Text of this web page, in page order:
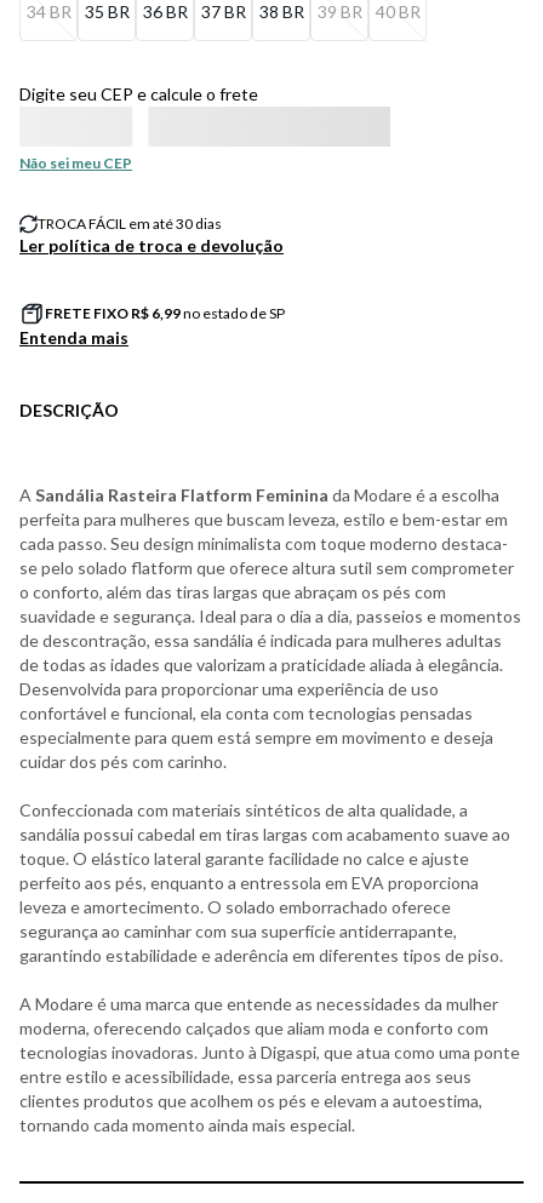
34 BR 35 BR 36 BR 37 BR 38 BR 39 BR 40 BR
Digite seu CEP e calcule o frete
Não sei meu CEP
TROCA FÁCIL em até 30 dias
Ler política de troca e devolução
FRETE FIXO R$ 6,99no estado de SP
Entenda mais
DESCRIÇÃO
A Sandália Rasteira Flatform Feminina da Modare é a escolha
perfeita para mulheres que buscam leveza, estilo e bem-estar em
cada passo. Seu design minimalista com toque moderno destaca-
se pelo solado flatform que oferece altura sutil sem comprometer
o conforto, além das tiras largas que abraçam os pés com
suavidade e segurança. Ideal para o dia a dia, passeios e momentos
de descontração, essa sandália é indicada para mulheres adultas
de todas as idades que valorizam a praticidade aliada à elegância.
Desenvolvida para proporcionar uma experiência de uso
confortável e funcional, ela conta com tecnologias pensadas
especialmente para quem está sempre em movimento e deseja
cuidar dos pés com carinho.
Confeccionada com materiais sintéticos de alta qualidade, a
sandália possui cabedal em tiras largas com acabamento suave ao
toque. O elástico lateral garante facilidade no calce e ajuste
perfeito aos pés, enquanto a entressola em EVA proporciona
leveza e amortecimento. O solado emborrachado oferece
segurança ao caminhar com sua superfície antiderrapante,
garantindo estabilidade e aderência em diferentes tipos de piso.
A Modare é uma marca que entende as necessidades da mulher
moderna, oferecendo calçados que aliam moda e conforto com
tecnologias inovadoras. Junto à Digaspi, que atua como uma ponte
entre estilo e acessibilidade, essa parceria entrega aos seus
clientes produtos que acolhem os pés e elevam a autoestima,
tornando cada momento ainda mais especial.